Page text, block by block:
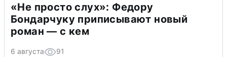
«Не просто слух»: Федору
Бондарчуку приписывают новый
роман — с кем
6 августа 91